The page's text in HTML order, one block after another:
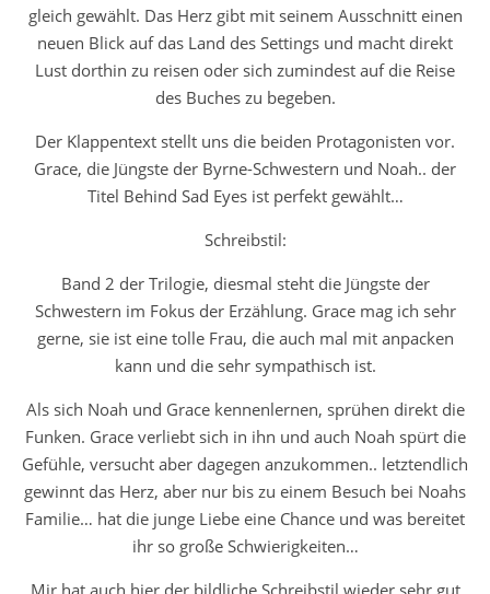
gleich gewählt. Das Herz gibt mit seinem Ausschnitt einen
neuen Blick auf das Land des Settings und macht direkt
Lust dorthin zu reisen oder sich zumindest auf die Reise
des Buches zu begeben.
Der Klappentext stellt uns die beiden Protagonisten vor.
Grace, die Jüngste der Byrne-Schwestern und Noah.. der
Titel Behind Sad Eyes ist perfekt gewählt…
Schreibstil:
Band 2 der Trilogie, diesmal steht die Jüngste der
Schwestern im Fokus der Erzählung. Grace mag ich sehr
gerne, sie ist eine tolle Frau, die auch mal mit anpacken
kann und die sehr sympathisch ist.
Als sich Noah und Grace kennenlernen, sprühen direkt die
Funken. Grace verliebt sich in ihn und auch Noah spürt die
Gefühle, versucht aber dagegen anzukommen.. letztendlich
gewinnt das Herz, aber nur bis zu einem Besuch bei Noahs
Familie… hat die junge Liebe eine Chance und was bereitet
ihr so große Schwierigkeiten…